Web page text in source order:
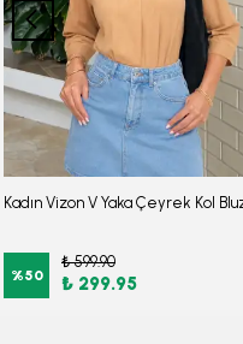
%50
₺ 599.90
₺ 299.95